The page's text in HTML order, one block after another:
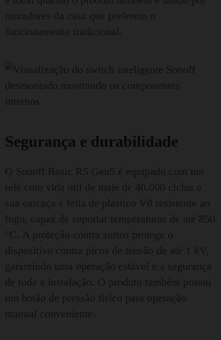
moradores da casa que preferem o
funcionamento tradicional.
Segurança e durabilidade
O Sonoff Basic R5 Gen5 é equipado com um
relé com vida útil de mais de 40.000 ciclos e
sua carcaça é feita de plástico V0 resistente ao
fogo, capaz de suportar temperaturas de até 850
°C. A proteção contra surtos protege o
dispositivo contra picos de tensão de até 1 kV,
garantindo uma operação estável e a segurança
de toda a instalação. O produto também possui
um botão de pressão físico para operação
manual conveniente.